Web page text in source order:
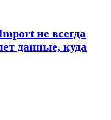
не всегда
данные, куда